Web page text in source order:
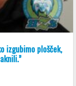
izgubimo plošček,